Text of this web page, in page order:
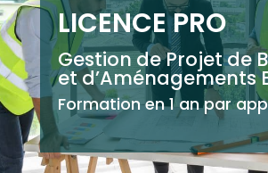
LICENCE PRO
Gestion de Projet de
et d’Aménagements
Formation en 1 an par